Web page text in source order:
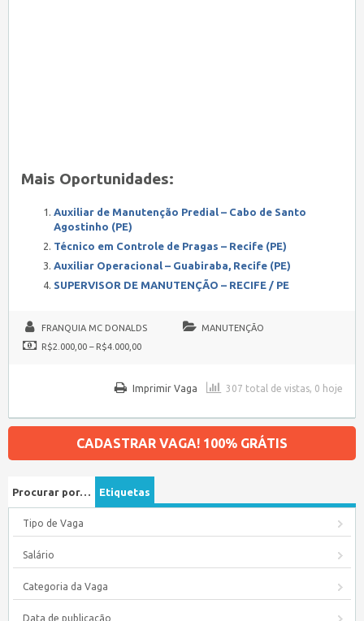
Mais Oportunidades:
Auxiliar de Manutenção Predial – Cabo de Santo
Agostinho (PE)
Técnico em Controle de Pragas – Recife (PE)
Auxiliar Operacional – Guabiraba, Recife (PE)
SUPERVISOR DE MANUTENÇÃO – RECIFE / PE
FRANQUIA MC DONALDS
MANUTENÇÃO
R$2.000,00 – R$4.000,00
307 total de vistas, 0 hoje
Imprimir Vaga
CADASTRAR VAGA! 100% GRÁTIS
Procurar por… Etiquetas
Tipo de Vaga
Salário
Categoria da Vaga
Data de publicação